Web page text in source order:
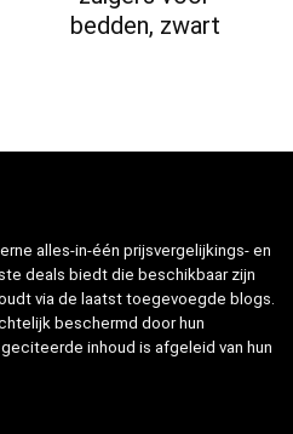
bedden, zwart
alles-in-één prijsvergelijkings- en
deals biedt die beschikbaar zijn
via de laatst toegevoegde blogs.
beschermd door hun
inhoud is afgeleid van hun